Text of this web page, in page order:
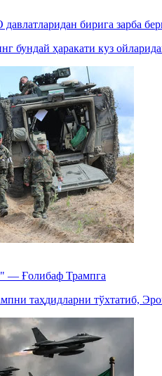
бирига зарба
бундай ҳаракати куз
— Ғолибаф Трампга
таҳдидларни тўхтатиб,